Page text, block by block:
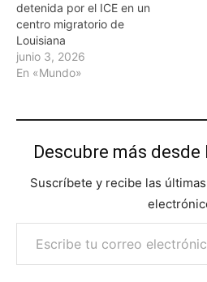
detenida por el ICE en un
centro migratorio de
Louisiana
junio 3, 2026
En «Mundo»
Descubre más
Suscríbete y recibe las
Escribe tu correo electrónico…